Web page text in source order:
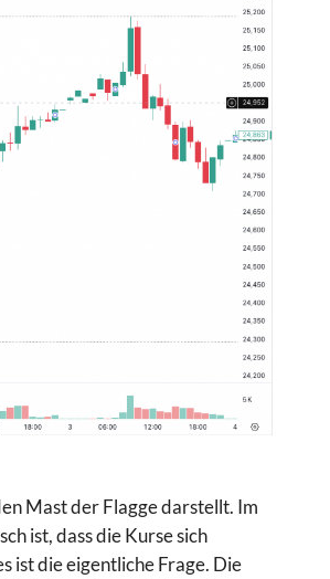
Mast der Flagge darstellt. Im
ist, dass die Kurse sich
ist die eigentliche Frage. Die